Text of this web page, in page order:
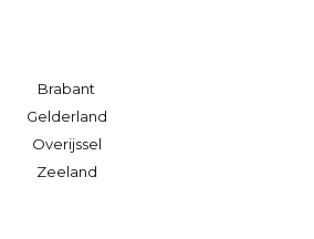
Brabant
Gelderland
Overijssel
Zeeland